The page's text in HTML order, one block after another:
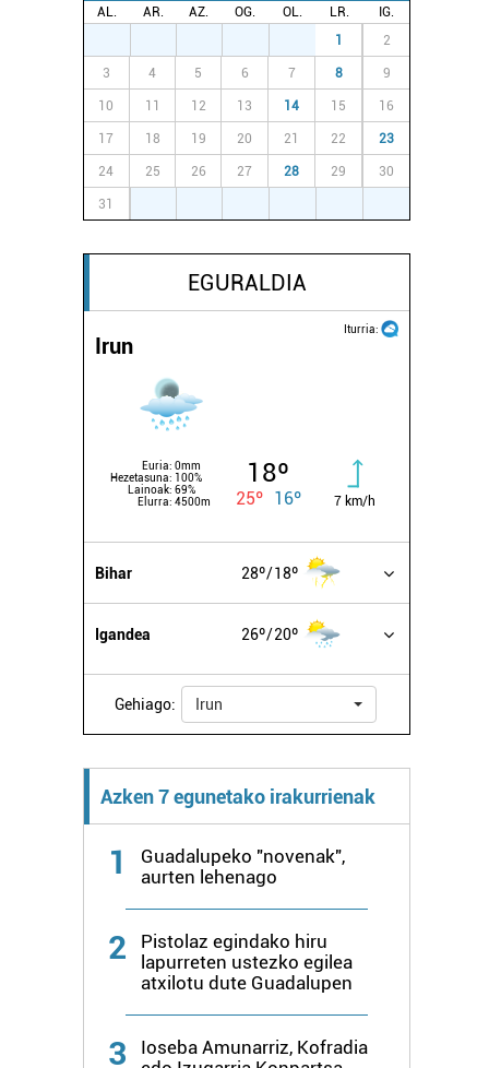
AL. AR. AZ. OG. OL. LR.
IG.
1 2
3 4 5 6 7 8 9
10 11 12 13 14 15 16
17 18 19 20 21 22 23
24 25 26 27 28 29 30
31
EGURALDIA
Iturria:
Irun
Euria: 0mm
Hezetasuna: 100%
Lainoak: 69%
Elurra: 4500m
18º
25º 16º 7 km/h
Bihar 28º 18º
Igandea 26º 20º
Gehiago: Irun
Azken 7 egunetako irakurrienak
1
Guadalupeko "novenak",
aurten lehenago
2
Pistolaz egindako hiru
lapurreten ustezko egilea
atxilotu dute Guadalupen
3
Ioseba Amunarriz, Kofradia